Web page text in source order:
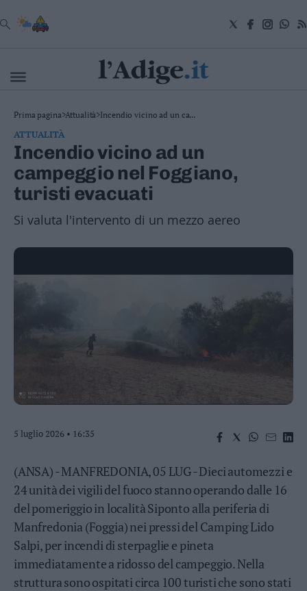
VAI
Cronaca
Attualità
Economia
Cultura
e
Spettacoli
Salute
e
Benessere
Tecnologia
Sport
Foto
Pergine
–
Basso
Sarca
Ledro
Lavis
–
Rotaliana
Valle
Prima pagina>Attualità>Incendio vicino ad un ca...
ATTUALITÀ
Incendio vicino ad un
campeggio nel Foggiano,
turisti evacuati
Si valuta l'intervento di un mezzo aereo
5 luglio 2026 • 16:35
(ANSA) - MANFREDONIA, 05 LUG - Dieci automezzi e
24 unità dei vigili del fuoco stanno operando dalle 16
del pomeriggio in località Siponto alla periferia di
Manfredonia (Foggia) nei pressi del Camping Lido
Salpi, per incendi di sterpaglie e pineta
immediatamente a ridosso del campeggio. Nella
struttura sono ospitati circa 100 turisti che sono stati